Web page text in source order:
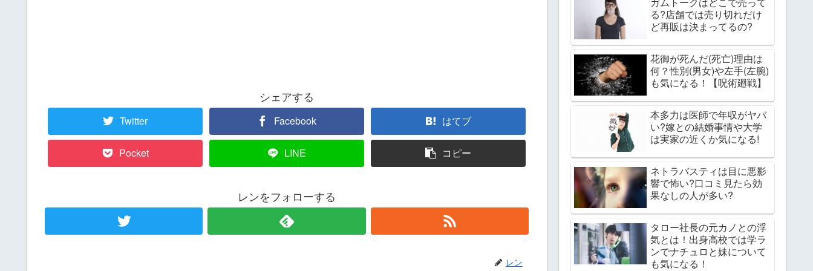
シェアする
Twitter Facebook はてブ
Pocket LINE コピー
レンをフォローする
レン
る?店舗では売り切れだけ
ど再販は決まってるの?
花御が死んだ(死亡)理由は
何？性別(男女)や左手(左腕)
も気になる！【呪術廻戦】
本多力は医師で年収がヤバ
い?嫁との結婚事情や大学
は実家の近くか気になる!
ネトラバスティは目に悪影
響で怖い?口コミ見たら効
果なしの人が多い?
タロー社長の元カノとの浮
気とは！出身高校では学ラ
ンでナチュロと妹について
も気になる！